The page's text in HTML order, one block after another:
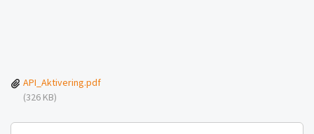
API_Aktivering.pdf
(326 KB)